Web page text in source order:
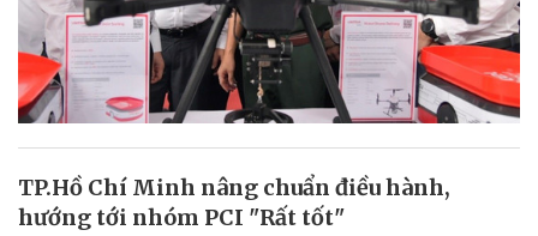
TP.Hồ Chí Minh nâng chuẩn điều hành,
hướng tới nhóm PCI "Rất tốt"